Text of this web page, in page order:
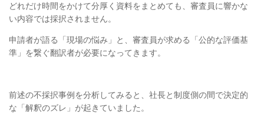
どれだけ時間をかけて分厚く資料をまとめても、審査員に響かな
い内容では採択されません。
申請者が語る「現場の悩み」と、審査員が求める「公的な評価基
準」を繋ぐ翻訳者が必要になってきます。
前述の不採択事例を分析してみると、社長と制度側の間で決定的
な「解釈のズレ」が起きていました。